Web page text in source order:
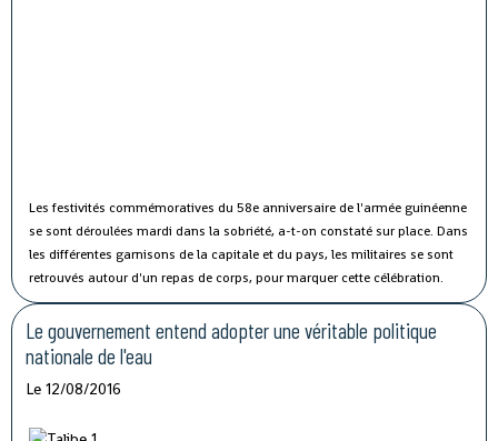
Les festivités commémoratives du 58e anniversaire de l'armée guinéenne
se sont déroulées mardi dans la sobriété, a-t-on constaté sur place. Dans
les différentes garnisons de la capitale et du pays, les militaires se sont
retrouvés autour d'un repas de corps, pour marquer cette célébration.
Le gouvernement entend adopter une véritable politique
nationale de l'eau
Le 12/08/2016